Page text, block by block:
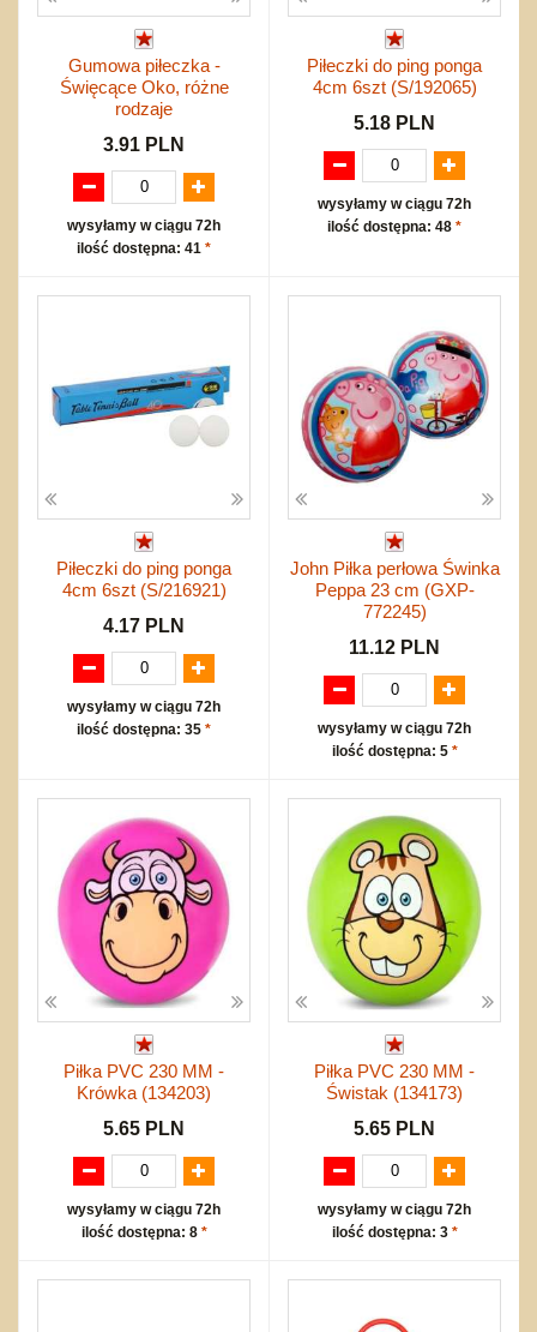
Gumowa piłeczka -
Święcące Oko, różne
rodzaje
3.91 PLN
wysyłamy w ciągu 72h
ilość dostępna: 41 *
Piłeczki do ping ponga
4cm 6szt (S/192065)
5.18 PLN
wysyłamy w ciągu 72h
ilość dostępna: 48 *
Piłeczki do ping ponga
4cm 6szt (S/216921)
4.17 PLN
wysyłamy w ciągu 72h
ilość dostępna: 35 *
John Piłka perłowa Świnka
Peppa 23 cm (GXP-
772245)
11.12 PLN
wysyłamy w ciągu 72h
ilość dostępna: 5 *
Piłka PVC 230 MM -
Krówka (134203)
5.65 PLN
wysyłamy w ciągu 72h
ilość dostępna: 8 *
Piłka PVC 230 MM -
Świstak (134173)
5.65 PLN
wysyłamy w ciągu 72h
ilość dostępna: 3 *